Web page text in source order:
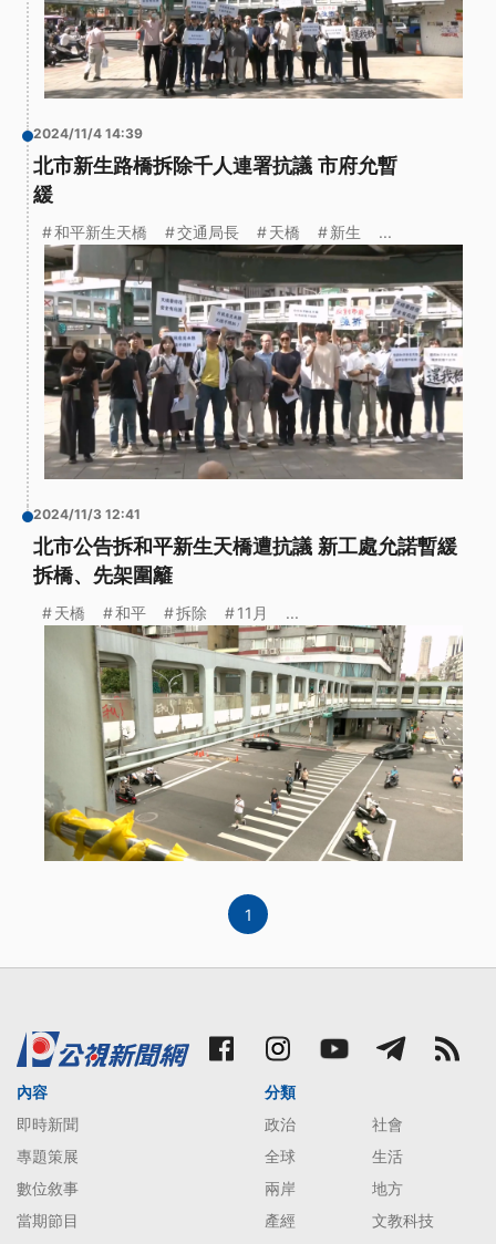
2024/11/4 14:39
北市新生路橋拆除千人連署抗議 市府允暫
緩
和平新生天橋 交通局長 天橋 新生 ...
2024/11/3 12:41
北市公告拆和平新生天橋遭抗議 新工處允諾暫緩
拆橋、先架圍籬
天橋 和平 拆除 11月 ...
1
內容
即時新聞
專題策展
數位敘事
當期節目
分類
政治
社會
全球
生活
兩岸
地方
產經
文教科技